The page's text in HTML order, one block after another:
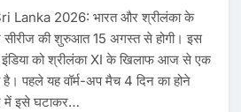
Lanka 2026: भारत और श्रीलंका के
सीरीज की शुरुआत 15 अगस्त से होगी। इस
इंडिया को श्रीलंका XI के खिलाफ आज से एक
पहले यह वॉर्म-अप मैच 4 दिन का होने
में इसे घटाकर…